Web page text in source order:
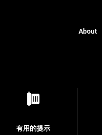
About
有用的提示